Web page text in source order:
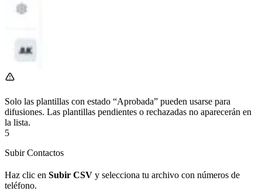
Solo las plantillas con estado “Aprobada” pueden usarse para
difusiones. Las plantillas pendientes o rechazadas no aparecerán en
la lista.
5
Subir Contactos
Haz clic en Subir CSV y selecciona tu archivo con números de
teléfono.